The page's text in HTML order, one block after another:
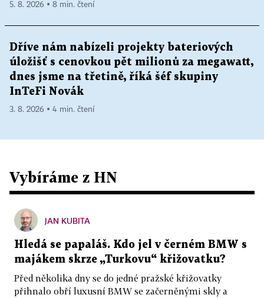
5. 8. 2026 ▪ 8 min. čtení
Dříve nám nabízeli projekty bateriových
úložišť s cenovkou pět milionů za megawatt,
dnes jsme na třetině, říká šéf skupiny
InTeFi Novák
3. 8. 2026 ▪ 4 min. čtení
Vybíráme z HN
JAN KUBITA
Hledá se papaláš. Kdo jel v černém BMW s
majákem skrze „Turkovu“ křižovatku?
Před několika dny se do jedné pražské křižovatky
přihnalo obří luxusní BMW se začerněnými skly a